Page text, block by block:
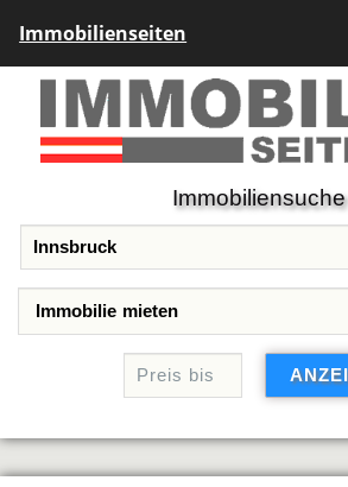
Immobilienseiten
Immobiliensuche